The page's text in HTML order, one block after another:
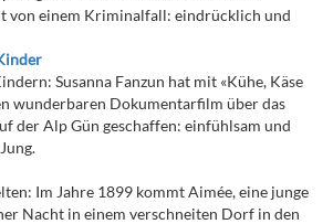
von einem Kriminalfall: eindrücklich und
Susanna Fanzun hat mit «Kühe, Käse
wunderbaren Dokumentarfilm über das
der Alp Gün geschaffen: einfühlsam und
Im Jahre 1899 kommt Aimée, eine junge
Nacht in einem verschneiten Dorf in den